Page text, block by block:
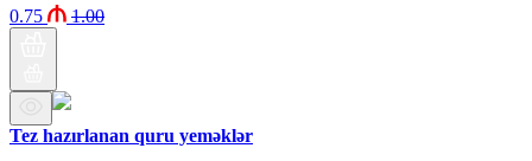
0.75 1.00
Tez hazırlanan quru yeməklər